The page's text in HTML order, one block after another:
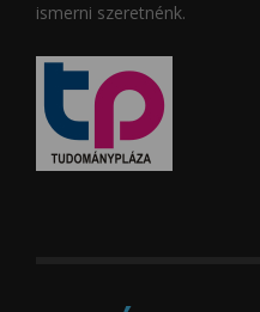
ismerni szeretnénk.